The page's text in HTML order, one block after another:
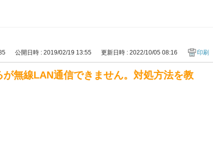
公開日時 : 2019/02/19 13:55 更新日時 : 2022/10/05 08:16 印刷
無線LAN通信できません。対処方法を教